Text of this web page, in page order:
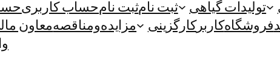
تولیدات گیاهی ثبت نامثبت نامحساب کاربری
فروشگاهکاربرکارگزینی مزایده‌و‌مناقصهمعاون